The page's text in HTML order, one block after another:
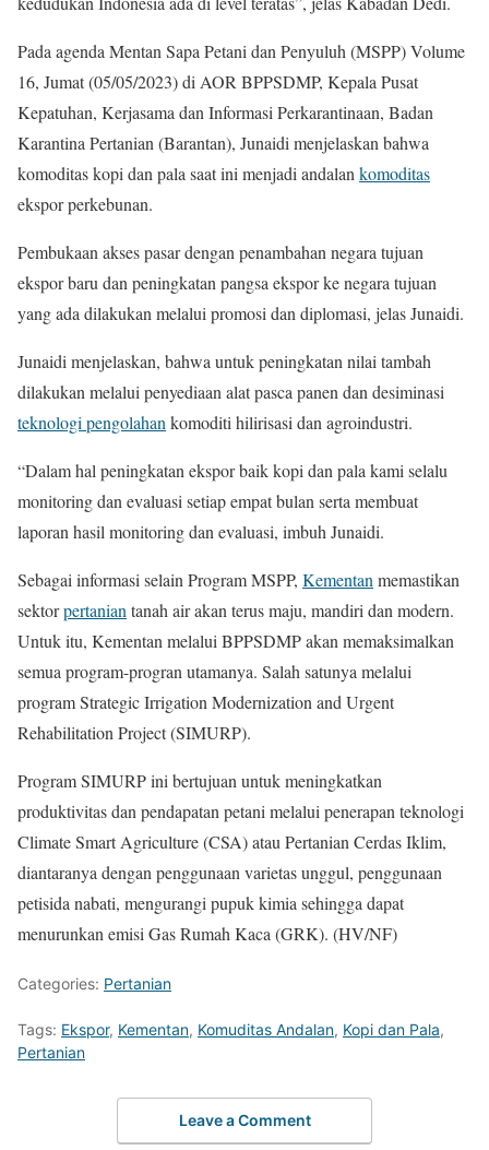
Pada agenda Mentan Sapa Petani dan Penyuluh (MSPP) Volume
16, Jumat (05/05/2023) di AOR BPPSDMP, Kepala Pusat
Kepatuhan, Kerjasama dan Informasi Perkarantinaan, Badan
Karantina Pertanian (Barantan), Junaidi menjelaskan bahwa
komoditas kopi dan pala saat ini menjadi andalan komoditas
ekspor perkebunan.
Pembukaan akses pasar dengan penambahan negara tujuan
ekspor baru dan peningkatan pangsa ekspor ke negara tujuan
yang ada dilakukan melalui promosi dan diplomasi, jelas Junaidi.
Junaidi menjelaskan, bahwa untuk peningkatan nilai tambah
dilakukan melalui penyediaan alat pasca panen dan desiminasi
teknologi pengolahan komoditi hilirisasi dan agroindustri.
“Dalam hal peningkatan ekspor baik kopi dan pala kami selalu
monitoring dan evaluasi setiap empat bulan serta membuat
laporan hasil monitoring dan evaluasi, imbuh Junaidi.
Sebagai informasi selain Program MSPP, Kementan memastikan
sektorpertanian tanah air akan terus maju, mandiri dan modern.
Untuk itu, Kementan melalui BPPSDMP akan memaksimalkan
semua program-progran utamanya. Salah satunya melalui
program Strategic Irrigation Modernization and Urgent
Rehabilitation Project (SIMURP).
Program SIMURP ini bertujuan untuk meningkatkan
produktivitas dan pendapatan petani melalui penerapan teknologi
Climate Smart Agriculture (CSA) atau Pertanian Cerdas Iklim,
diantaranya dengan penggunaan varietas unggul, penggunaan
petisida nabati, mengurangi pupuk kimia sehingga dapat
menurunkan emisi Gas Rumah Kaca (GRK). (HV/NF)
Categories: Pertanian
Tags: Ekspor, Kementan, Komuditas Andalan, Kopi dan Pala,
Pertanian
Leave a Comment